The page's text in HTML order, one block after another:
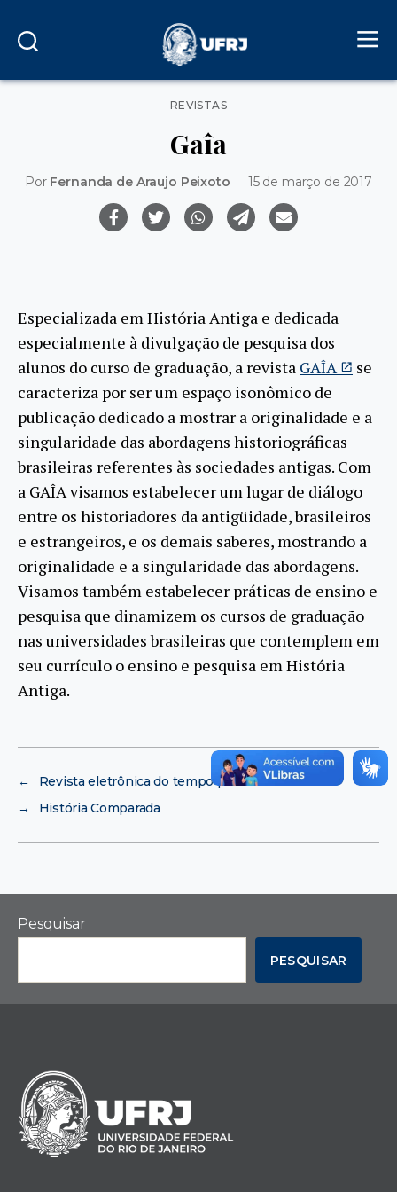
Categorias
REVISTAS
Gaîa
Por Fernanda de Araujo Peixoto 15 de março de 2017
Especializada em História Antiga e dedicada
especialmente à divulgação de pesquisa dos
alunos do curso de graduação, a revista GAÎA
se
caracteriza por ser um espaço isonômico de
publicação dedicado a mostrar a originalidade e a
singularidade das abordagens historiográficas
brasileiras referentes às sociedades antigas. Com
a GAÎA visamos estabelecer um lugar de diálogo
entre os historiadores da antigüidade, brasileiros
e estrangeiros, e os demais saberes, mostrando a
originalidade e a singularidade das abordagens.
Visamos também estabelecer práticas de ensino e
pesquisa que dinamizem os cursos de graduação
nas universidades brasileiras que contemplem em
seu currículo o ensino e pesquisa em História
Antiga.
←
Revista eletrônica do tempo presente
→
História Comparada
Pesquisar
PESQUISAR